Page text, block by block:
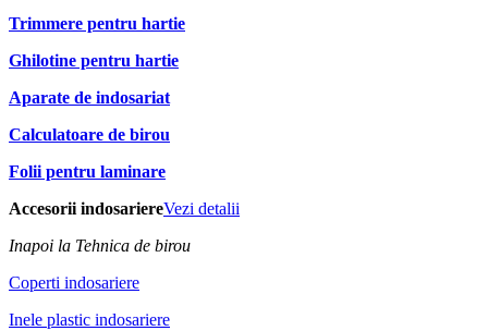
Trimmere pentru hartie
Ghilotine pentru hartie
Aparate de indosariat
Calculatoare de birou
Folii pentru laminare
Accesorii indosariereVezi detalii
Inapoi la Tehnica de birou
Coperti indosariere
Inele plastic indosariere